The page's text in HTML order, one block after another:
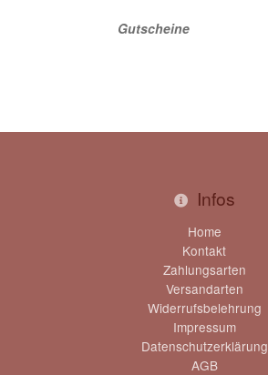
Gutscheine
Infos
Home
Kontakt
Zahlungsarten
Versandarten
Widerrufsbelehrung
Impressum
Datenschutzerklärung
AGB